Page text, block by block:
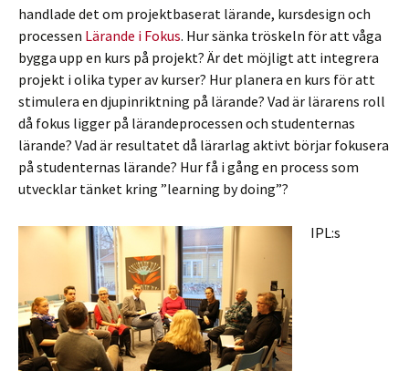
handlade det om projektbaserat lärande, kursdesign och
processen Lärande i Fokus. Hur sänka tröskeln för att våga
bygga upp en kurs på projekt? Är det möjligt att integrera
projekt i olika typer av kurser? Hur planera en kurs för att
stimulera en djupinriktning på lärande? Vad är lärarens roll
då fokus ligger på lärandeprocessen och studenternas
lärande? Vad är resultatet då lärarlag aktivt börjar fokusera
på studenternas lärande? Hur få i gång en process som
utvecklar tänket kring ”learning by doing”?
IPL:s